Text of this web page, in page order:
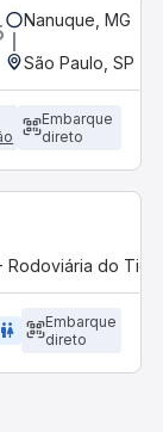
Nanuque, MG
São Paulo, SP -
Embarque
direto
São Paulo, SP -
WC
Embarque
direto